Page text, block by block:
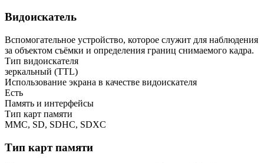
Видоискатель
Вспомогательное устройство, которое служит для наблюдения
за объектом съёмки и определения границ снимаемого кадра.
Тип видоискателя
зеркальный (TTL)
Использование экрана в качестве видоискателя
Есть
Память и интерфейсы
Тип карт памяти
MMC, SD, SDHC, SDXC
Тип карт памяти